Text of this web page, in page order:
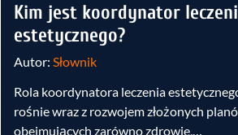
Kim jest koordynator
estetycznego?
Autor: Słownik
Rola koordynatora leczenia
rośnie wraz z rozwojem złożonych
obejmujących zarówno zdrowie,…